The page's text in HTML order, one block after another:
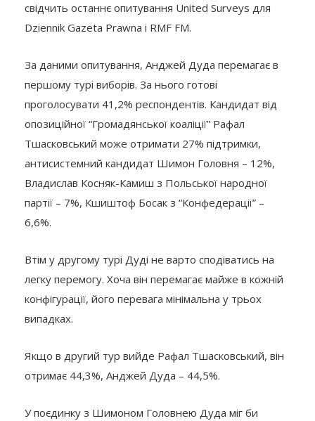
свідчить останнє опитування United Surveys для
Dziennik Gazeta Prawna і RMF FM.
За даними опитування, Анджей Дуда перемагає в
першому турі виборів. За нього готові
проголосувати 41,2% респондентів. Кандидат від
опозиційної “Громадянської коаліції” Рафал
Тшасковський може отримати 27% підтримки,
антисистемний кандидат Шимон Головня – 12%,
Владислав Косняк-Камиш з Польської народної
партії – 7%, Кшиштоф Босак з “Конфедерації” –
6,6%.
Втім у другому турі Дуді не варто сподіватись на
легку перемогу. Хоча він перемагає майже в кожній
конфігурації, його перевага мінімальна у трьох
випадках.
Якщо в другий тур вийде Рафал Тшасковський, він
отримає 44,3%, Анджей Дуда – 44,5%.
У поєдинку з Шимоном Головнею Дуда міг би